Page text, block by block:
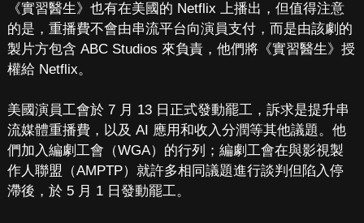
《實習醫生》也有在美國的 Netflix 上播出，但值得注意
的是，重播費不會由串流平台向演員支付，而是由該劇的
製片方包含 ABC Studios 來負責，他們將《實習醫生》授
權給 Netflix。
美國演員工會於 7 月 13 日正式發動罷工，訴求是提升串
流媒體重播費，以及 AI 應用和收入分潤等其他議題。他
們加入編劇工會（WGA）的行列；編劇工會在與影視製
作人聯盟（AMPTP）就許多相同議題進行談判但陷入停
滯後，於 5 月 1 日發動罷工。